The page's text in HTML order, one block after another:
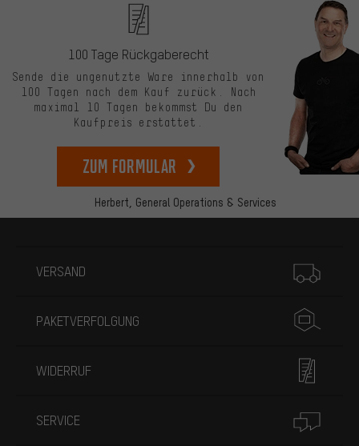
Herbert, General Operations & Services
100 Tage Rückgaberecht
Sende die ungenutzte Ware innerhalb von
100 Tagen nach dem Kauf zurück. Nach
maximal 10 Tagen bekommst Du den
Kaufpreis erstattet.
zum Formular
VERSAND
PAKETVERFOLGUNG
WIDERRUF
SERVICE